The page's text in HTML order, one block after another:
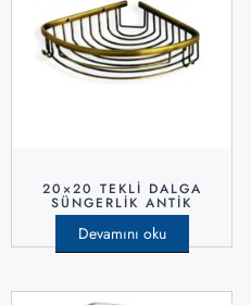
20×20 TEKLI DALGA
SÜNGERLIK ANTIK
Devamını oku